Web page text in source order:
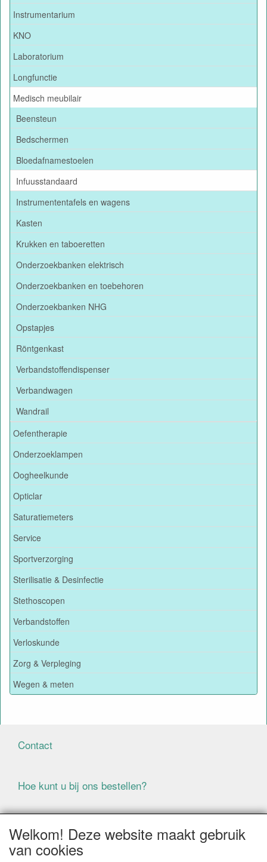
Instrumentarium
KNO
Laboratorium
Longfunctie
Medisch meubilair
Beensteun
Bedschermen
Bloedafnamestoelen
Infuusstandaard
Instrumententafels en wagens
Kasten
Krukken en taboeretten
Onderzoekbanken elektrisch
Onderzoekbanken en toebehoren
Onderzoekbanken NHG
Opstapjes
Röntgenkast
Verbandstoffendispenser
Verbandwagen
Wandrail
Oefentherapie
Onderzoeklampen
Oogheelkunde
Opticlar
Saturatiemeters
Service
Sportverzorging
Sterilisatie & Desinfectie
Stethoscopen
Verbandstoffen
Verloskunde
Zorg & Verpleging
Wegen & meten
Contact
Hoe kunt u bij ons bestellen?
Voorwaarden
Welkom! Deze website maakt gebruik
van cookies